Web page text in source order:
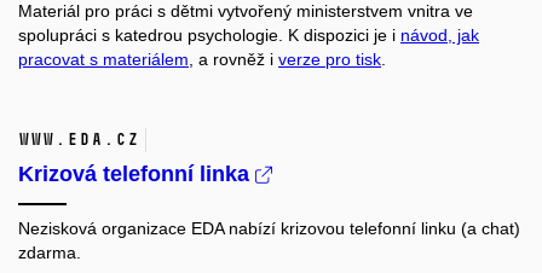
Materiál pro práci s dětmi vytvořený ministerstvem vnitra ve
spolupráci s katedrou psychologie. K dispozici je i návod, jak
pracovat s materiálem , a rovněž i verze pro tisk
www.eda.cz
Krizová telefonní linka
Nezisková organizace EDA nabízí krizovou telefonní linku (a chat)
zdarma.